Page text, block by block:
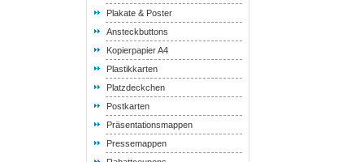
Plakate & Poster
Ansteckbuttons
Kopierpapier A4
Plastikkarten
Platzdeckchen
Postkarten
Präsentationsmappen
Pressemappen